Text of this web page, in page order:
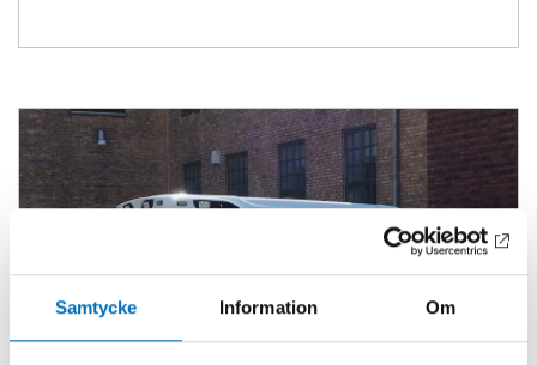
Samtycke Information Om